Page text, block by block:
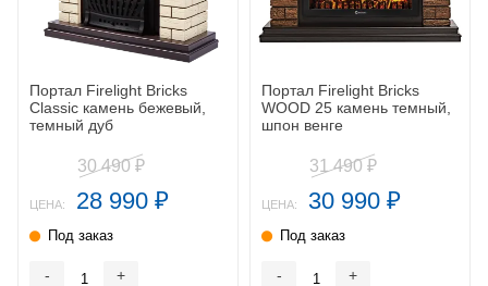
Портал Firelight Bricks
Classic камень бежевый,
темный дуб
30 490 ₽
ЦЕНА: 28 990 ₽
Под заказ
- +
Портал Firelight Bricks
WOOD 25 камень темный,
шпон венге
31 490 ₽
ЦЕНА: 30 990 ₽
Под заказ
- +